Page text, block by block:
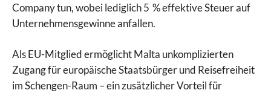
Company tun, wobei lediglich 5 % effektive Steuer auf
Unternehmensgewinne anfallen.
Als EU-Mitglied ermöglicht Malta unkomplizierten
Zugang für europäische Staatsbürger und Reisefreiheit
im Schengen-Raum – ein zusätzlicher Vorteil für